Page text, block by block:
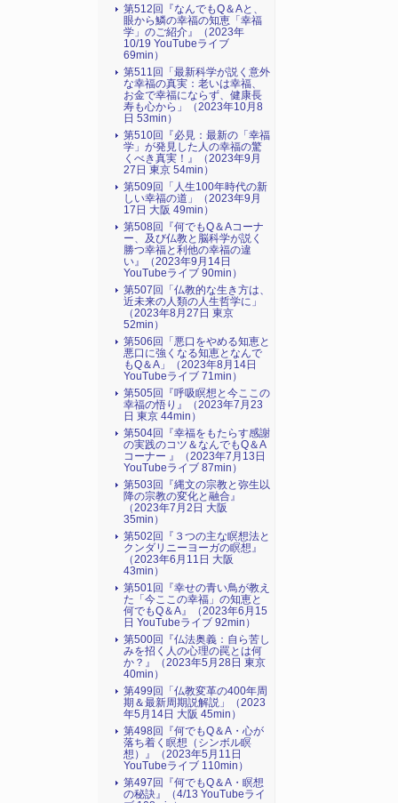
第512回『なんでもQ＆Aと、
眼から鱗の幸福の知恵「幸福
学」のご紹介』（2023年
10/19 YouTubeライブ
69min）
第511回「最新科学が説く意外
な幸福の真実：老いは幸福、
お金で幸福にならず、健康長
寿も心から」（2023年10月8
日 53min）
第510回『必見：最新の「幸福
学」が発見した人の幸福の驚
くべき真実！』（2023年9月
27日 東京 54min）
第509回「人生100年時代の新
しい幸福の道」（2023年9月
17日 大阪 49min）
第508回『何でもQ＆Aコーナ
ー、及び仏教と脳科学が説く
勝つ幸福と利他の幸福の違
い』（2023年9月14日
YouTubeライブ 90min）
第507回「仏教的な生き方は、
近未来の人類の人生哲学に」
（2023年8月27日 東京
52min）
第506回「悪口をやめる知恵と
悪口に強くなる知恵となんで
もQ＆A」（2023年8月14日
YouTubeライブ 71min）
第505回『呼吸瞑想と今ここの
幸福の悟り』（2023年7月23
日 東京 44min）
第504回『幸福をもたらす感謝
の実践のコツ＆なんでもQ＆A
コーナー 』（2023年7月13日
YouTubeライブ 87min）
第503回『縄文の宗教と弥生以
降の宗教の変化と融合』
（2023年7月2日 大阪
35min）
第502回『３つの主な瞑想法と
クンダリニーヨーガの瞑想』
（2023年6月11日 大阪
43min）
第501回『幸せの青い鳥が教え
た「今ここの幸福」の知恵と
何でもQ＆A』（2023年6月15
日 YouTubeライブ 92min）
第500回『仏法奥義：自ら苦し
みを招く人の心理の罠とは何
か？』（2023年5月28日 東京
40min）
第499回「仏教変革の400年周
期＆最新周期説解説」（2023
年5月14日 大阪 45min）
第498回『何でもQ＆A・心が
落ち着く瞑想（シンボル瞑
想）』（2023年5月11日
YouTubeライブ 110min）
第497回『何でもQ＆A・瞑想
の秘訣』（4/13 YouTubeライ